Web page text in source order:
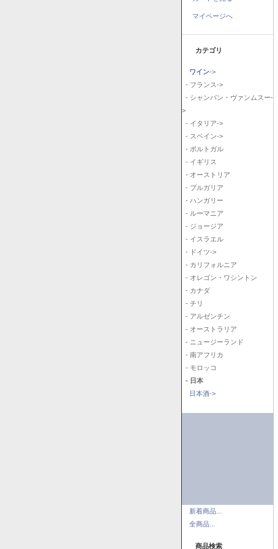
マイページへ
カテゴリ
ワイン->
- フランス->
- シャンパン・ヴァンムスー-
>
- イタリア->
- スペイン->
- ポルトガル
- イギリス
- オーストリア
- ブルガリア
- ハンガリー
- ルーマニア
- ジョージア
- イスラエル
- ドイツ->
- カリフォルニア
- オレゴン・ワシントン
- カナダ
- チリ
- アルゼンチン
- オーストラリア
- ニュージーランド
- 南アフリカ
- モロッコ
- 日本
日本酒->
新着商品...
全商品...
商品検索